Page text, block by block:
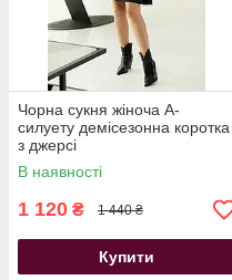
Чорна сукня жіноча А-
силуету демісезонна коротка
з джерсі
В наявності
1 120 ₴ 1 440 ₴
Купити